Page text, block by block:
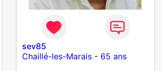
sev85
Chaillé-les-Marais- 65 ans